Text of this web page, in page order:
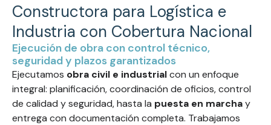
Constructora para Logística e
Industria con Cobertura Nacional
Ejecución de obra con control técnico,
seguridad y plazos garantizados
Ejecutamos obra civil e industrialcon un enfoque
integral: planificación, coordinación de oficios, control
de calidad y seguridad, hasta la puesta en marchay
entrega con documentación completa. Trabajamos